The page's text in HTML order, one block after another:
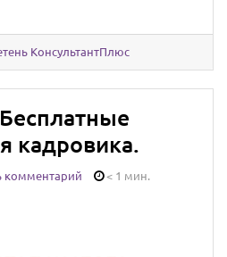
КонсультантПлюс
кадровика.
комментарий
< 1 мин.